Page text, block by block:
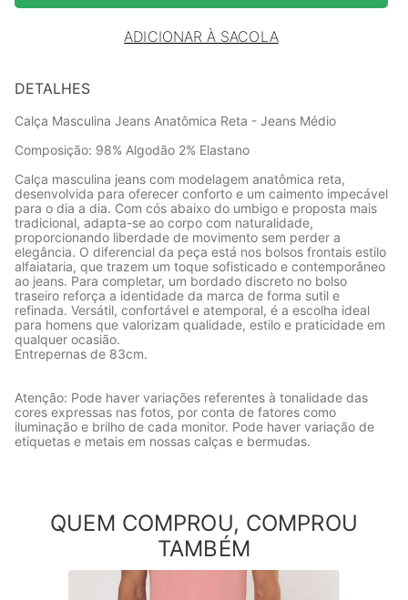
ADICIONAR À SACOLA
DETALHES
Calça Masculina Jeans Anatômica Reta - Jeans Médio
Composição: 98% Algodão 2% Elastano
Calça masculina jeans com modelagem anatômica reta,
desenvolvida para oferecer conforto e um caimento impecável
para o dia a dia. Com cós abaixo do umbigo e proposta mais
tradicional, adapta-se ao corpo com naturalidade,
proporcionando liberdade de movimento sem perder a
elegância. O diferencial da peça está nos bolsos frontais estilo
alfaiataria, que trazem um toque sofisticado e contemporâneo
ao jeans. Para completar, um bordado discreto no bolso
traseiro reforça a identidade da marca de forma sutil e
refinada. Versátil, confortável e atemporal, é a escolha ideal
para homens que valorizam qualidade, estilo e praticidade em
qualquer ocasião.
Entrepernas de 83cm.
Atenção: Pode haver variações referentes à tonalidade das
cores expressas nas fotos, por conta de fatores como
iluminação e brilho de cada monitor. Pode haver variação de
etiquetas e metais em nossas calças e bermudas.
QUEM COMPROU, COMPROU
TAMBÉM